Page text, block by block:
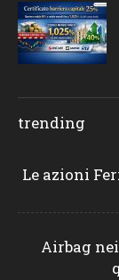
trending
Le azioni
Airbag